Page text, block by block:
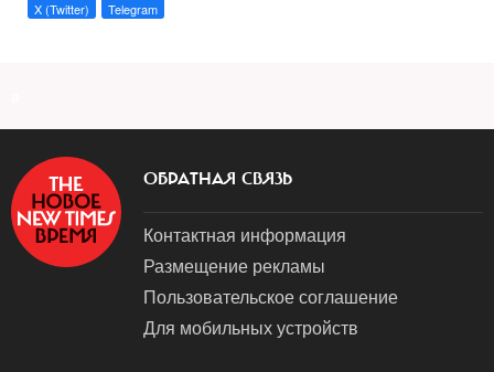
X (Twitter) Telegram
ОБРАТНАЯ СВЯЗЬ
Контактная информация
Размещение рекламы
Пользовательское соглашение
Для мобильных устройств